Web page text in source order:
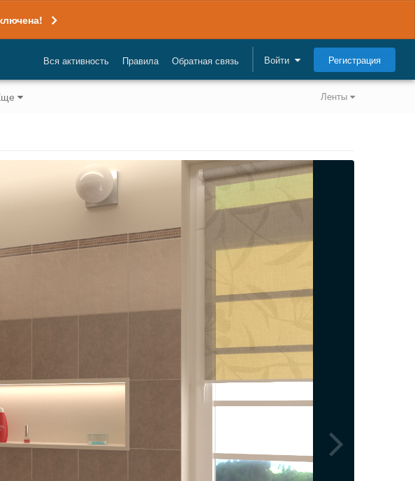
Вся активность Правила Обратная связь Войти Регистрация
Ленты